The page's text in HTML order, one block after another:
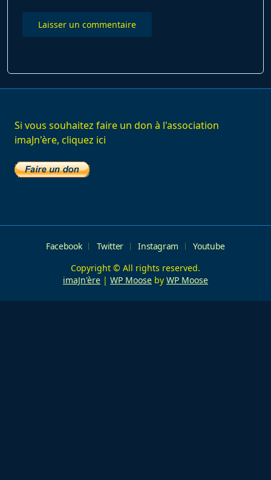
Si vous souhaitez faire un don à l'association
imaJn'ère, cliquez ici
Facebook Twitter Instagram
Youtube
Copyright © All rights reserved.
imaJn'ère | WP Moose by WP Moose